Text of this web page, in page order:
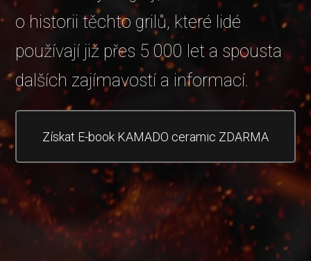
o historii těchto grilů, které lidé
používají již přes 5 000 let a spousta
dalších zajímavostí a informací.
Získat E-book KAMADO ceramic ZDARMA